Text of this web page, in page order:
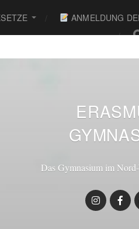
ANMELDUNG
Das Gymnasium im